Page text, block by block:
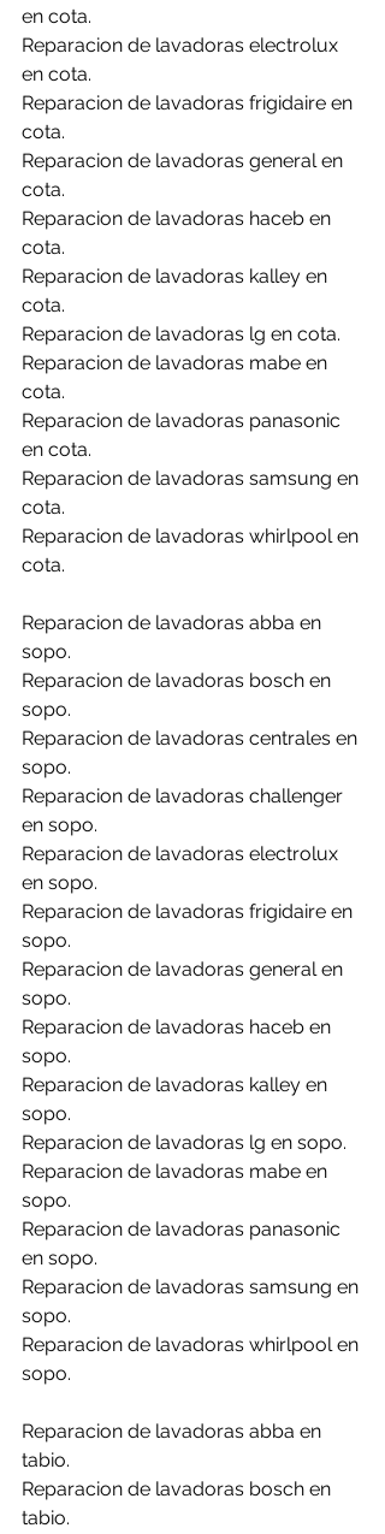
en cota.
Reparacion de lavadoras electrolux
en cota.
Reparacion de lavadoras frigidaire en
cota.
Reparacion de lavadoras general en
cota.
Reparacion de lavadoras haceb en
cota.
Reparacion de lavadoras kalley en
cota.
Reparacion de lavadoras lg en cota.
Reparacion de lavadoras mabe en
cota.
Reparacion de lavadoras panasonic
en cota.
Reparacion de lavadoras samsung en
cota.
Reparacion de lavadoras whirlpool en
cota.
Reparacion de lavadoras abba en
sopo.
Reparacion de lavadoras bosch en
sopo.
Reparacion de lavadoras centrales en
sopo.
Reparacion de lavadoras challenger
en sopo.
Reparacion de lavadoras electrolux
en sopo.
Reparacion de lavadoras frigidaire en
sopo.
Reparacion de lavadoras general en
sopo.
Reparacion de lavadoras haceb en
sopo.
Reparacion de lavadoras kalley en
sopo.
Reparacion de lavadoras lg en sopo.
Reparacion de lavadoras mabe en
sopo.
Reparacion de lavadoras panasonic
en sopo.
Reparacion de lavadoras samsung en
sopo.
Reparacion de lavadoras whirlpool en
sopo.
Reparacion de lavadoras abba en
tabio.
Reparacion de lavadoras bosch en
tabio.